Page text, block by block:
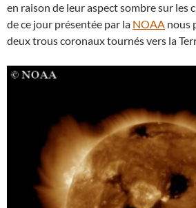
en raison de leur aspect sombre sur les
de ce jour présentée par la NOAA nous
deux trous coronaux tournés vers la